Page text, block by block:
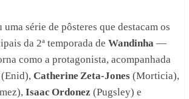
série de pôsteres que destacam os
da 2ª temporada de Wandinha —
como a protagonista, acompanhada
(Enid), Catherine Zeta‑Jones (Morticia),
Isaac Ordonez (Pugsley) e